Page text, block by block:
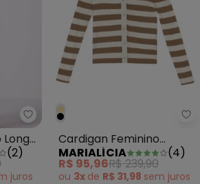
Marialícia - Cardigan Feminino
(2)
juros
Cardigan Feminino
Listrado Tricot Bege
MARIALÍCIA (4)
R$ 95,96R$ 239,90
ou 3x de R$ 31,98 sem juros